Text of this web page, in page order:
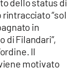
“sol
in
di Filandari”,
Il
motivato